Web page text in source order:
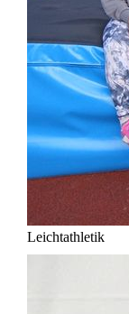
Leichtathletik